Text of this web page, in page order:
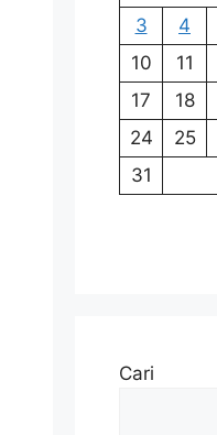
3
4
10
11
17
18
24
25
31
Cari